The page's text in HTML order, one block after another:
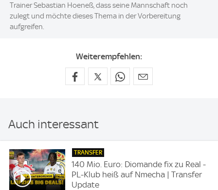
Trainer Sebastian Hoeneß, dass seine Mannschaft noch
zulegt und möchte dieses Thema in der Vorbereitung
aufgreifen.
Weiterempfehlen:
Auch interessant
TRANSFER
140 Mio. Euro: Diomande fix zu Real -
PL-Klub heiß auf Nmecha | Transfer
Update